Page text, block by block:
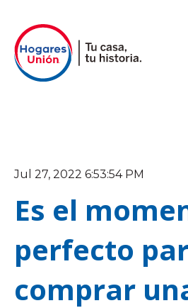
Jul 27, 2022 6:53:54 PM
Es el
perfecto
comprar